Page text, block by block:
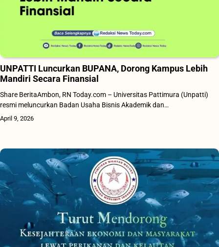
UNPATTI Luncurkan BUPANA, Dorong Kampus Lebih
Mandiri Secara Finansial
Share BeritaAmbon, RN Today.com – Universitas Pattimura (Unpatti)
resmi meluncurkan Badan Usaha Bisnis Akademik dan…
April 9, 2026